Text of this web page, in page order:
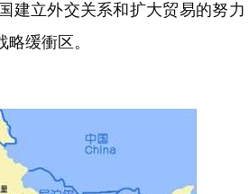
建立外交关系和扩大贸易的努
缓衝区。